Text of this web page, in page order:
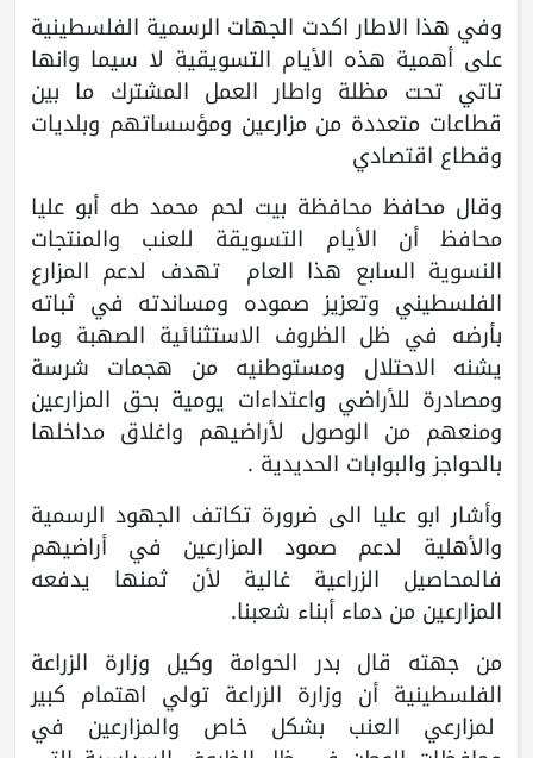
وفي هذا الاطار اكدت الجهات الرسمية الفلسطينية
على أهمية هذه الأيام التسويقية لا سيما وانها
تاتي تحت مظلة واطار العمل المشترك ما بين
قطاعات متعددة من مزارعين ومؤسساتهم وبلديات
وقطاع اقتصادي
وقال محافظ محافظة بيت لحم محمد طه أبو عليا
محافظ أن الأيام التسويقة للعنب والمنتجات
النسوية السابع هذا العام تهدف لدعم المزارع
الفلسطيني وتعزيز صموده ومساندته في ثباته
بأرضه في ظل الظروف الاستثنائية الصهبة وما
يشنه الاحتلال ومستوطنيه من هجمات شرسة
ومصادرة للأراضي واعتداءات يومية بحق المزارعين
ومنعهم من الوصول لأراضيهم واغلاق مداخلها
بالحواجز والبوابات الحديدية .
وأشار ابو عليا الى ضرورة تكاتف الجهود الرسمية
والأهلية لدعم صمود المزارعين في أراضيهم
فالمحاصيل الزراعية غالية لأن ثمنها يدفعه
المزارعين من دماء أبناء شعبنا.
من جهته قال بدر الحوامة وكيل وزارة الزراعة
الفلسطينية أن وزارة الزراعة تولي اهتمام كبير
لمزارعي العنب بشكل خاص والمزارعين في